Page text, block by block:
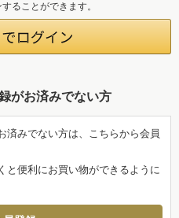
ることができます。
がお済みでない方
済みでない方は、こちらから会員
と便利にお買い物ができるように